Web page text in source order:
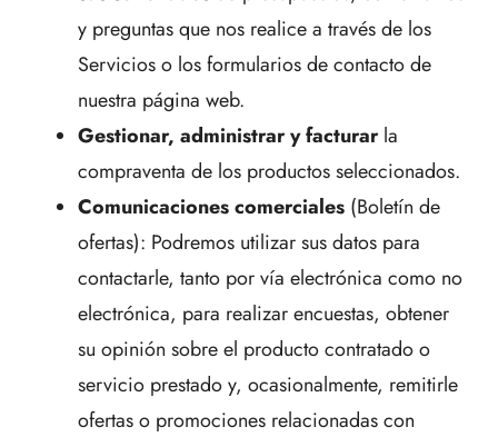
y preguntas que nos realice a través de los
Servicios o los formularios de contacto de
nuestra página web.
Gestionar, administrar y facturarla
compraventa de los productos seleccionados.
Comunicaciones comerciales (Boletín de
ofertas): Podremos utilizar sus datos para
contactarle, tanto por vía electrónica como no
electrónica, para realizar encuestas, obtener
su opinión sobre el producto contratado o
servicio prestado y, ocasionalmente, remitirle
ofertas o promociones relacionadas con